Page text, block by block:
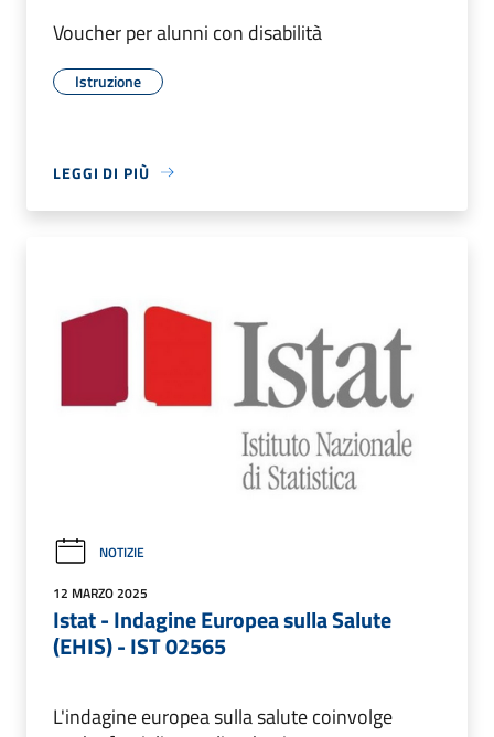
Voucher per alunni con disabilità
Istruzione
LEGGI DI PIÙ
NOTIZIE
12 MARZO 2025
Istat - Indagine Europea sulla Salute
(EHIS) - IST 02565
L'indagine europea sulla salute coinvolge